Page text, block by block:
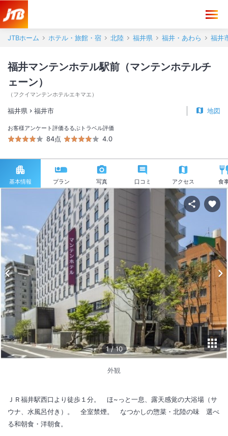
JTBホーム ホテル・旅館・宿 北陸 福井県 福井・あわら 福井
福井マンテンホテル駅前（マンテンホテルチ
ェーン）
（ フクイマンテンホテルエキマエ ）
福井県 福井市 地図
お客様アンケート評価
84点
るるぶトラベル評価
4.0
基本情報 プラン 写真 口コミ アクセス 食
1 /10
外観
ＪＲ福井駅西口より徒歩１分。 ほ~っと一息、露天感覚の大浴場（サ
ウナ、水風呂付き）。 全室禁煙。 なつかしの惣菜・北陸の味 選べ
る和朝食・洋朝食。